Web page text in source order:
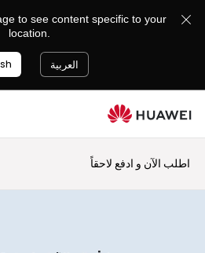
to see content specific to your
location.
العربية
اطلب الآن و ادفع لاحقاً